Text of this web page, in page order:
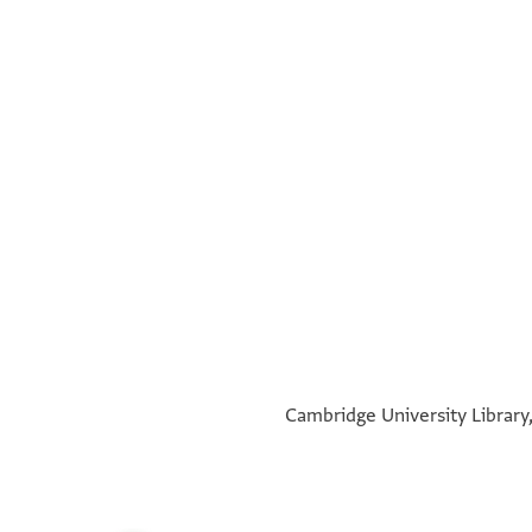
Cambridge University